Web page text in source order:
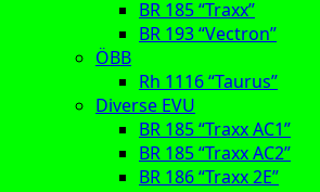
BR 185 “Traxx”
BR 193 “Vectron”
ÖBB
Rh 1116 “Taurus”
Diverse EVU
BR 185 “Traxx AC1”
BR 185 “Traxx AC2”
BR 186 “Traxx 2E”